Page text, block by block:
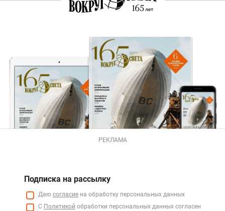
РЕКЛАМА
Подписка на рассылку
Даю согласие на обработку персональных данных
С Политикой обработки персональных данных согласен